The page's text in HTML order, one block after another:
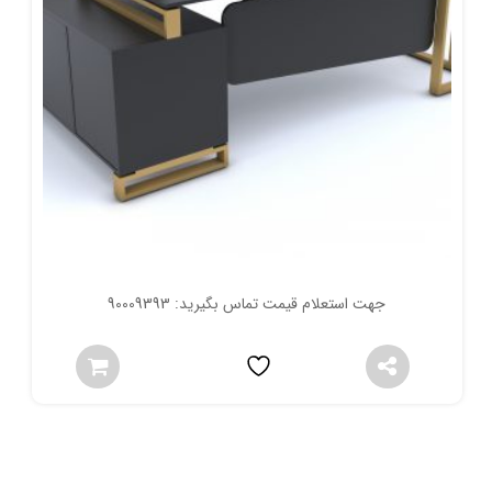
جهت استعلام قیمت تماس بگیرید: 90009393